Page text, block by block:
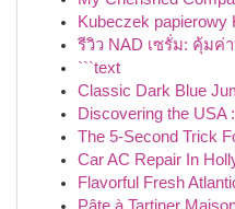
Kubeczek papierowy
รีวิว NAD เซรั่ม: คุ้มค่
```text
Classic Dark Blue
Discovering the USA
The 5-Second Trick
Car AC Repair In
Flavorful Fresh